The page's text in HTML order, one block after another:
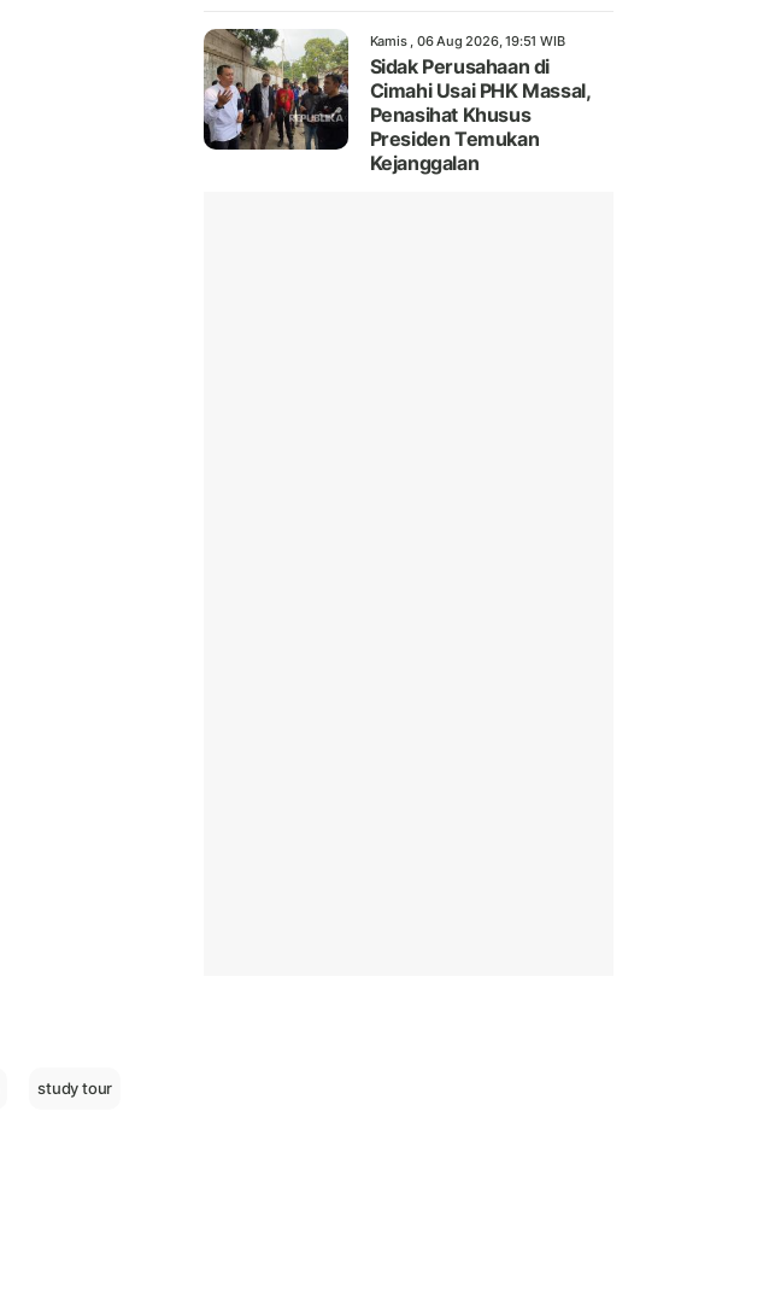
study tour
Kamis , 06 Aug 2026, 19:51 WIB
Sidak Perusahaan di
Cimahi Usai PHK Massal,
Penasihat Khusus
Presiden Temukan
Kejanggalan